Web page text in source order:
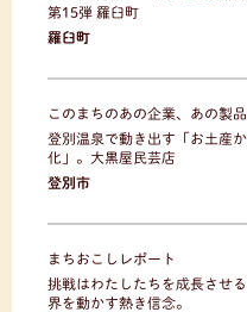
第15弾 羅臼町
羅臼町
このまちのあの企業、あの製品
登別温泉で動き出す「お土産
化」。大黒屋民芸店
登別市
まちおこしレポート
挑戦はわたしたちを成長させ
界を動かす熱き信念。